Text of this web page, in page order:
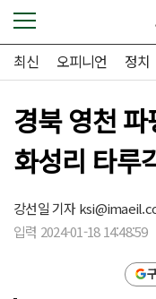
최신 오피니언 정치
경북 영천
화성리 타루
강선일 기자
입력 2024-01-18 14:48:59